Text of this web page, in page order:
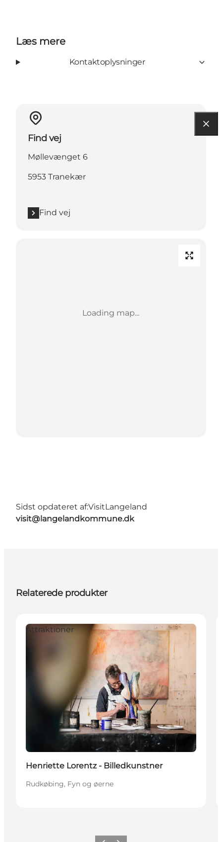
Læs mere
Kontaktoplysninger
Find vej
Møllevænget 6
5953 Tranekær
Find vej
Loading map...
Sidst opdateret af:VisitLangeland
visit@langelandkommune.dk
Relaterede produkter
Attraktioner
Henriette Lorentz - Billedkunstner
Rudkøbing, Fyn og øerne